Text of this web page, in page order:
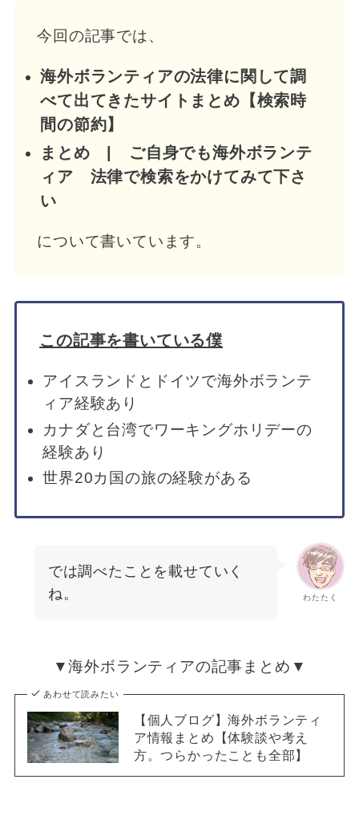
今回の記事では、
海外ボランティアの法律に関して調
べて出てきたサイトまとめ【検索時
間の節約】
まとめ | ご自身でも海外ボランテ
ィア 法律で検索をかけてみて下さ
い
について書いています。
この記事を書いている僕
アイスランドとドイツで海外ボランテ
ィア経験あり
カナダと台湾でワーキングホリデーの
経験あり
世界20カ国の旅の経験がある
わたたく
では調べたことを載せていく
ね。
▼海外ボランティアの記事まとめ▼
あわせて読みたい
【個人ブログ】海外ボランティ
ア情報まとめ【体験談や考え
方。つらかったことも全部】